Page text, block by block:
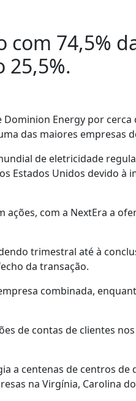
com 74,5%
25,5%.
Energy por cerca
das maiores empresas
de eletricidade
Unidos devido à
com a NextEra a
trimestral até à
da transação.
combinada,
de contas de clientes
a centenas de centros de
na Virgínia, Carolina